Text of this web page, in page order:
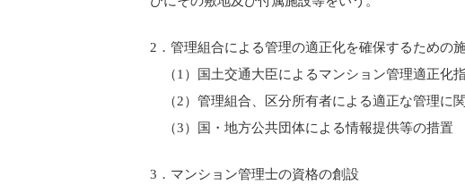
2．管理組合による管理の適正化を確保するための
（1）国土交通大臣によるマンション管理適正化
（2）管理組合、区分所有者による適正な管理に
（3）国・地方公共団体による情報提供等の措置
3．マンション管理士の資格の創設